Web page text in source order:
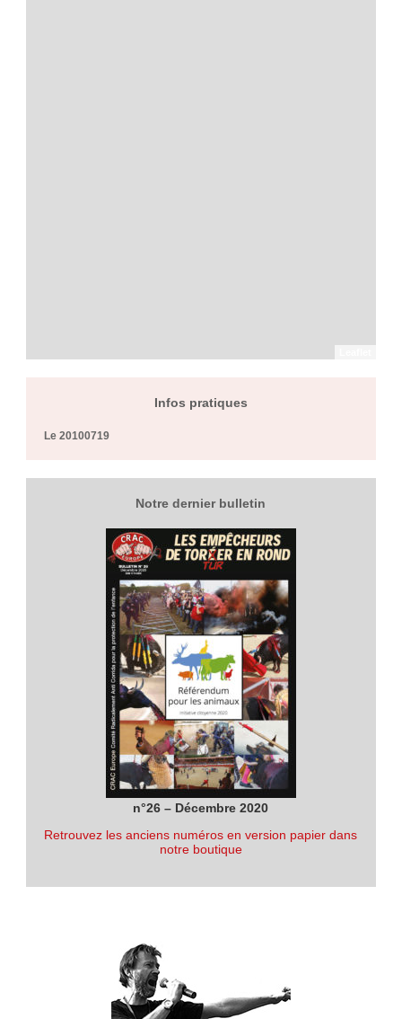
Infos pratiques
Le 20100719
Notre dernier bulletin
n°26 – Décembre 2020
Retrouvez les anciens numéros en version papier dans
notre boutique